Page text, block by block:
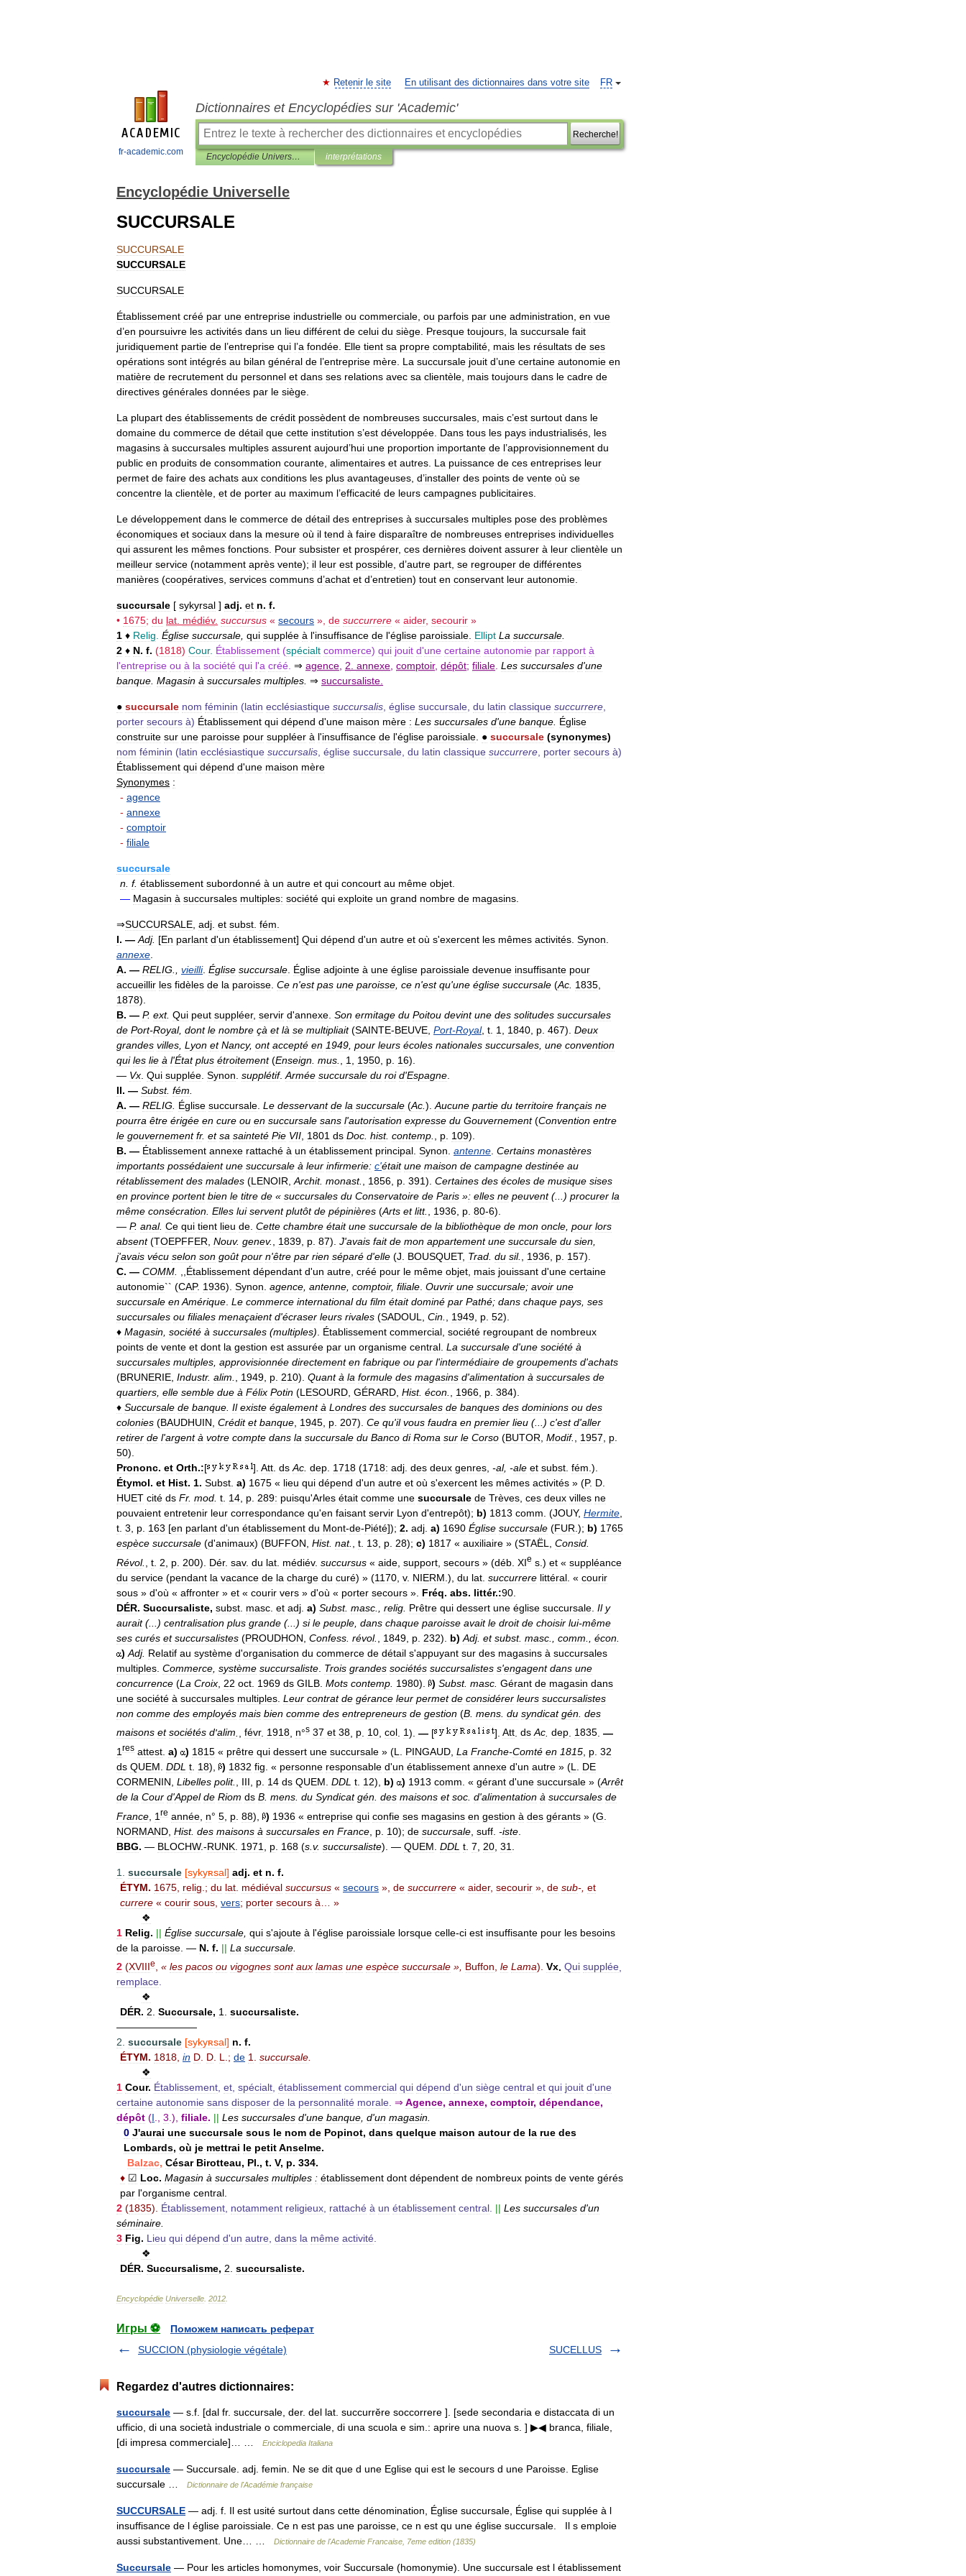
fr-academic.com
FR
Retenir le site En utilisant des dictionnaires dans votre site
Dictionnaires et Encyclopédies sur 'Academic'
Recherche!
Encyclopédie Universelle interprétations
Encyclopédie Universelle
SUCCURSALE
SUCCURSALE
SUCCURSALE
SUCCURSALE
Établissement créé par une entreprise industrielle ou commerciale ou parfois par une administration en vue
d’en poursuivre les activités dans un lieu différent de celui du siège Presque toujours la succursale fait
juridiquement partie de l’entreprise qui l’a fondée Elle tient sa propre comptabilité mais les résultats de ses
opérations sont intégrés au bilan général de l’entreprise mère La succursale jouit d’une certaine autonomie en
matière de recrutement du personnel et dans ses relations avec sa clientèle mais toujours dans le cadre de
directives générales données par le siège
La plupart des établissements de crédit possèdent de nombreuses succursales mais c’est surtout dans le
domaine du commerce de détail que cette institution s’est développée Dans tous les pays industrialisés les
magasins à succursales multiples assurent aujourd’hui une proportion importante de l’approvisionnement du
public en produits de consommation courante alimentaires et autres La puissance de ces entreprises leur
permet de faire des achats aux conditions les plus avantageuses d’installer des points de vente où se
concentre la clientèle et de porter au maximum l’efficacité de leurs campagnes publicitaires
Le développement dans le commerce de détail des entreprises à succursales multiples pose des problèmes
économiques et sociaux dans la mesure où il tend à faire disparaître de nombreuses entreprises individuelles
qui assurent les mêmes fonctions Pour subsister et prospérer, ces dernières doivent assurer à leur clientèle un
meilleur service (notamment après vente); il leur est possible d’autre part se regrouper de différentes
manières (coopératives services communs d’achat et d’entretien) tout en conservant leur autonomie
succursale [ sykyrsal ] adj. et n. f.
• 1675; du lat médiév. succursus « secours », de succurrere « aider, secourir »
1 ♦ Relig Église succursale qui supplée à l'insuffisance de l'église paroissiale Ellipt La succursale
2 ♦ N. f. (1818) Cour. Établissement (spécialt commerce) qui jouit d'une certaine autonomie par rapport à
l'entreprise ou à la société qui l'a créé ⇒ agence 2 annexe comptoir, dépôt; filiale Les succursales d'une
banque Magasin à succursales multiples ⇒ succursaliste
● succursale nom féminin (latin ecclésiastique succursalis église succursale du latin classique succurrere
porter secours à) Établissement qui dépend d'une maison mère : Les succursales d'une banque Église
construite sur une paroisse pour suppléer à l'insuffisance de l'église paroissiale ● succursale (synonymes)
nom féminin (latin ecclésiastique succursalis église succursale du latin classique succurrere porter secours à)
Établissement qui dépend d'une maison mère
Synonymes :
- agence
- annexe
- comptoir
- filiale
succursale
n f. établissement subordonné à un autre et qui concourt au même objet
— Magasin à succursales multiples: société qui exploite un grand nombre de magasins
⇒SUCCURSALE adj et subst fém
I. — Adj. [En parlant d'un établissement] Qui dépend d'un autre et où s'exercent les mêmes activités Synon
annexe
A. — RELIG vieilli. Église succursale Église adjointe à une église paroissiale devenue insuffisante pour
accueillir les fidèles de la paroisse Ce n'est pas une paroisse ce n'est qu'une église succursale (Ac 1835
1878).
B. — P. ext. Qui peut suppléer, servir d'annexe Son ermitage du Poitou devint une des solitudes succursales
de Port-Royal, dont le nombre çà et là se multipliait(SAINTE-BEUVE Port-Royal, t 1 1840 p 467). Deux
grandes villes Lyon et Nancy, ont accepté en 1949 pour leurs écoles nationales succursales une convention
qui les lie à l'État plus étroitement(Enseign mus 1 1950 p 16).
— Vx Qui supplée Synon supplétif. Armée succursale du roi d'Espagne
II. — Subst. fém
A. — RELIG Église succursale Le desservant de la succursale (Ac ). Aucune partie du territoire français ne
pourra être érigée en cure ou en succursale sans l'autorisation expresse du Gouvernement(Convention entre
le gouvernement fr. et sa sainteté Pie VII 1801 ds Doc hist. contemp p 109).
B. — Établissement annexe rattaché à un établissement principal Synon antenne Certains monastères
importants possédaient une succursale à leur infirmerie: c'était une maison de campagne destinée au
rétablissement des malades (LENOIR Archit. monast. 1856 p 391). Certaines des écoles de musique sises
en province portent bien le titre de « succursales du Conservatoire de Paris »: elles ne peuvent(...) procurer la
même consécration Elles lui servent plutôt de pépinières (Arts et litt. 1936 p 80-6).
— P. anal. Ce qui tient lieu de Cette chambre était une succursale de la bibliothèque de mon oncle pour lors
absent(TOEPFFER Nouv. genev. 1839 p 87). J'avais fait de mon appartement une succursale du sien
j'avais vécu selon son goût pour n'être par rien séparé d'elle (J BOUSQUET, Trad du sil. 1936 p 157).
C. — COMM Établissement dépendant d'un autre créé pour le même objet mais jouissant d'une certaine
autonomie`` (CAP. 1936). Synon agence antenne comptoir, filiale Ouvrir une succursale; avoir une
succursale enAmérique Le commerce international du film était dominé par Pathé; dans chaque pays ses
succursales ou filiales menaçaient d'écraser leurs rivales (SADOUL Cin 1949 p 52).
♦ Magasin société à succursales (multiples) Établissement commercial société regroupant de nombreux
points de vente et dont la gestion est assurée par un organisme central La succursale d'une société à
succursales multiples approvisionnée directement en fabrique ou par l'intermédiaire de groupements d'achats
(BRUNERIE Industr. alim 1949 p 210). Quant à la formule des magasins d'alimentation à succursales de
quartiers elle semble due à Félix Potin (LESOURD GÉRARD Hist. écon 1966 p 384).
♦ Succursale de banque Il existe également à Londres des succursales de banques des dominions ou des
colonies (BAUDHUIN Crédit et banque 1945 p 207). Ce qu'il vous faudra en premier lieu (...) c'est d'aller
retirer de l'argent à votre compte dans la succursale du Banco di Roma sur le Corso (BUTOR Modif. 1957 p
50).
Prononc. et Orth.:[ ]. Att ds Ac dep 1718 (1718: adj des deux genres -al, -ale et subst fém .).
Étymol. et Hist. 1. Subst a) 1675 « lieu qui dépend d'un autre et où s'exercent les mêmes activités » (P. D
HUET cité ds Fr. mod t 14 p 289: puisqu'Arles était comme une succursale de Trèves ces deux villes ne
pouvaient entretenir leur correspondance qu'en faisant servir Lyon d'entrepôt); b) 1813 comm . (JOUY, Hermite
t 3 p 163 [en parlant d'un établissement du Mont-de-Piété]); 2. adj a) 1690 Église succursale (FUR .); b) 1765
espèce succursale (d'animaux) (BUFFON Hist. nat. t 13 p 28); c) 1817 « auxiliaire » (STAËL Consid
Révol. t 2 p 200). Dér. sav. du lat médiév. succursus « aide support secours » (déb XIe s .) et « suppléance
du service (pendant la vacance de la charge du curé) » (1170 v. NIERM .), du lat succurrere littéral . « courir
sous » d'où « affronter » et « courir vers » d'où « porter secours ». Fréq. abs. littér.:90
DÉR. Succursaliste, subst masc et adj a) Subst. masc relig Prêtre qui dessert une église succursale Il y
aurait(...) centralisation plus grande (...) si le peuple dans chaque paroisse avait le droit de choisir lui-même
ses curés et succursalistes (PROUDHON Confess révol. 1849 p 232). b) Adj. et subst. masc comm écon
) Adj. Relatif au système d'organisation du commerce de détail s'appuyant sur des magasins à succursales
multiples Commerce système succursaliste Trois grandes sociétés succursalistes s'engagent dans une
concurrence (La Croix 22 oct 1969 ds GILB Mots contemp 1980). ) Subst. masc Gérant de magasin dans
une société à succursales multiples Leur contrat de gérance leur permet de considérer leurs succursalistes
non comme des employés mais bien comme des entrepreneurs de gestion (B mens du syndicat gén des
maisons et sociétés d'alim févr. 1918 n°s 37 et 38 p 10 col 1). — [ ]. Att ds Ac dep 1835 —
1 res attest a) ) 1815 « prêtre qui dessert une succursale » (L PINGAUD La Franche-Comté en 1815 p 32
ds QUEM DDL t 18), ) 1832 fig . « personne responsable d'un établissement annexe d'un autre » (L
DE
CORMENIN Libelles polit. III p 14 ds QUEM DDL t 12), b) ) 1913 comm . « gérant d'une succursale » (Arrêt
de la Cour d'Appel de Riom ds B mens du Syndicat gén des maisons et soc d'alimentation à succursales de
France 1 re année n° 5 p 88), ) 1936 « entreprise qui confie ses magasins en gestion à des gérants » (G
NORMAND Hist. des maisons à succursales en France p 10); de succursale suff -iste
BBG. — BLOCHW.-RUNK 1971 p 168 (s v. succursaliste). — QUEM DDL t 7 20 31
1 succursale [sykyʀsal] adj. et n. f.
ÉTYM. 1675 relig .; du lat médiéval succursus « secours », de succurrere « aider, secourir », de sub-, et
currere « courir sous vers; porter secours à … »
❖
1 Relig. || Église succursale qui s'ajoute à l'église paroissiale lorsque celle-ci est insuffisante pour les besoins
de la paroisse — N. f. || La succursale
2 (XVIIIe, « les pacos ou vigognes sont aux lamas une espèce succursale », Buffon, le Lama). Vx. Qui supplée
remplace.
❖
DÉR. 2. Succursale, 1. succursaliste.
————————
2. succursale [sykyʀsal] n. f.
ÉTYM. 1818, in D. D. L.; de 1. succursale.
❖
1 Cour. Établissement, et, spécialt, établissement commercial qui dépend d'un siège central et qui jouit d'une
certaine autonomie sans disposer de la personnalité morale. ⇒ Agence, annexe, comptoir, dépendance,
dépôt (I., 3.), filiale. || Les succursales d'une banque, d'un magasin.
0 J'aurai une succursale sous le nom de Popinot, dans quelque maison autour de la rue des
Lombards, où je mettrai le petitAnselme.
Balzac, César Birotteau, Pl., t. V, p. 334.
♦ ☑ Loc. Magasin à succursales multiples : établissement dont dépendent de nombreux points de vente gérés
par l'organisme central.
2 (1835). Établissement, notamment religieux, rattaché à un établissement central. || Les succursales d'un
séminaire.
3 Fig. Lieu qui dépend d'un autre, dans la même activité.
❖
DÉR. Succursalisme, 2. succursaliste.
Encyclopédie Universelle 2012
Игры ⚽
Поможем написать реферат
SUCCION (physiologie végétale)
SUCELLUS
Regardez d'autres dictionnaires:
succursale — s.f. [dal fr. succursale, der. del lat. succurrĕre soccorrere ]. [sede secondaria e distaccata di un
ufficio, di una società industriale o commerciale, di una scuola e sim.: aprire una nuova s. ] ▶◀ branca, filiale,
[di impresa commerciale]… …
Enciclopedia Italiana
succursale — Succursale. adj. femin. Ne se dit que d une Eglise qui est le secours d une Paroisse. Eglise
succursale …
Dictionnaire de l'Académie française
SUCCURSALE — adj. f. Il est usité surtout dans cette dénomination, Église succursale, Église qui supplée à l
insuffisance de l église paroissiale. Ce n est pas une paroisse, ce n est qu une église succursale. Il s emploie
aussi substantivement. Une… …
Dictionnaire de l'Academie Francaise, 7eme edition (1835)
Succursale — Pour les articles homonymes, voir Succursale (homonymie). Une succursale est l établissement